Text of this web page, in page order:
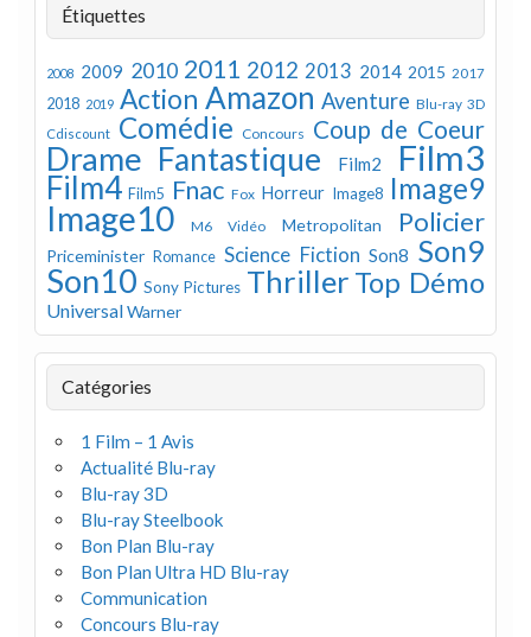
Étiquettes
2008 2009 2010 2011 2012 2013 2014 2015 2017
2018 2019 Action Amazon Aventure Blu-ray 3D
Cdiscount Comédie Concours Coup de Coeur
Drame Fantastique Film2 Film3
Film4 Film5 Fnac Fox Horreur Image8 Image9
Image10 M6 Vidéo Metropolitan Policier
Priceminister Romance Science Fiction Son8 Son9
Son10 Sony Pictures Thriller Top Démo
UniversalWarner
Catégories
1 Film – 1 Avis
Actualité Blu-ray
Blu-ray 3D
Blu-ray Steelbook
Bon Plan Blu-ray
Bon Plan Ultra HD Blu-ray
Communication
Concours Blu-ray